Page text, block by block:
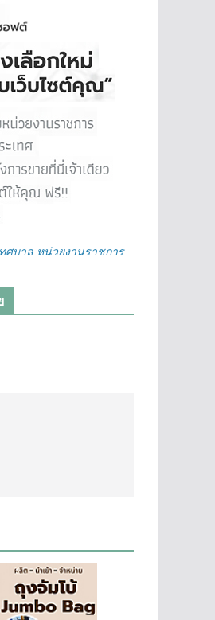
ศบาล หน่วยงานราชการ